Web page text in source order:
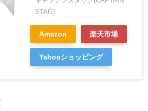
STAG)
Amazon 楽天市場
Yahooショッピング